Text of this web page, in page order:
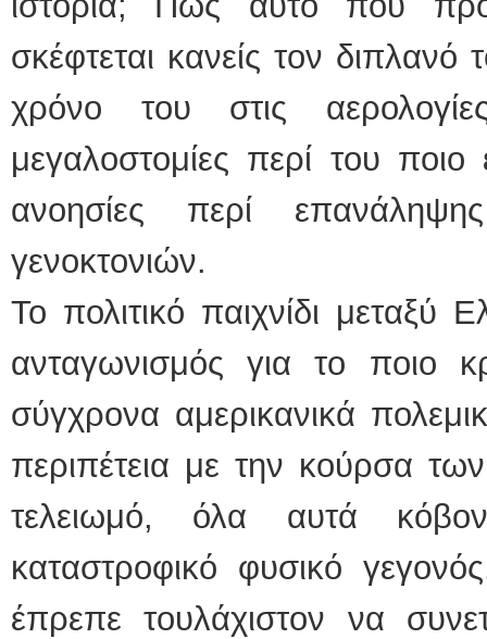
σκέφτεται κανείς τον
χρόνο του στις
μεγαλοστομίες περί του
ανοησίες περί
γενοκτονιών.
Το πολιτικό παιχνίδι μεταξύ
ανταγωνισμός για το ποιο
σύγχρονα αμερικανικά
περιπέτεια με την κούρσα
τελειωμό, όλα αυτά
καταστροφικό φυσικό
έπρεπε τουλάχιστον να